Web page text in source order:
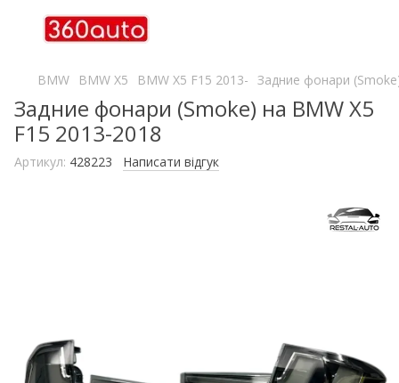
BMW BMW X5 BMW X5 F15 2013- Задние фонари
Задние фонари (Smoke) на BMW X5
F15 2013-2018
Артикул: 428223 Написати відгук